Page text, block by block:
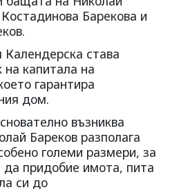
Барекова и
става
на капитала на
гарантира
дом.
възниква
Бареков разполага
големи размери, за
придобие имота, пита
си до